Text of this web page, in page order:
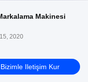
Makinesi
2020
Bizimle Iletişim Kur